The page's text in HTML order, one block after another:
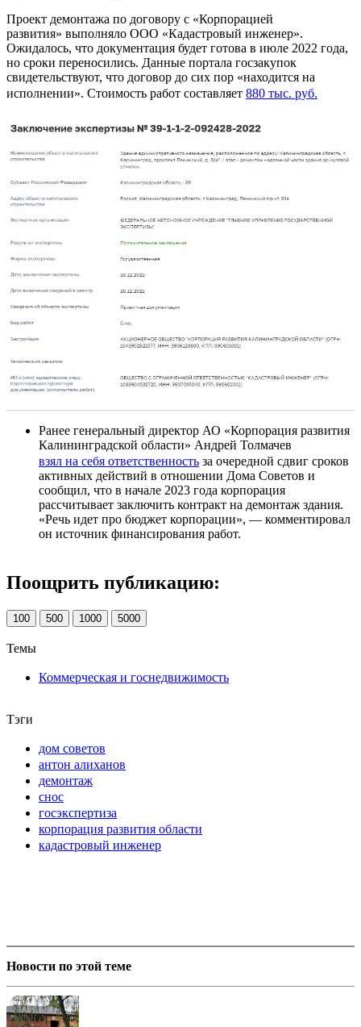
Проект демонтажа по договору с «Корпорацией
развития» выполняло ООО «Кадастровый инженер».
Ожидалось, что документация будет готова в июле 2022 года,
но сроки переносились. Данные портала госзакупок
свидетельствуют, что договор до сих пор «находится на
исполнении». Стоимость работ составляет 880 тыс. руб.
Ранее генеральный директор АО «Корпорация развития
Калининградской области» Андрей Толмачев
взял на себя ответственность за очередной сдвиг сроков
активных действий в отношении Дома Советов и
сообщил, что в начале 2023 года корпорация
рассчитывает заключить контракт на демонтаж здания.
«Речь идет про бюджет корпорации», — комментировал
он источник финансирования работ.
Поощрить публикацию:
100 500 1000 5000
Темы
Коммерческая и госнедвижимость
Тэги
дом советов
антон алиханов
демонтаж
снос
госэкспертиза
корпорация развития области
кадастровый инженер
Новости по этой теме